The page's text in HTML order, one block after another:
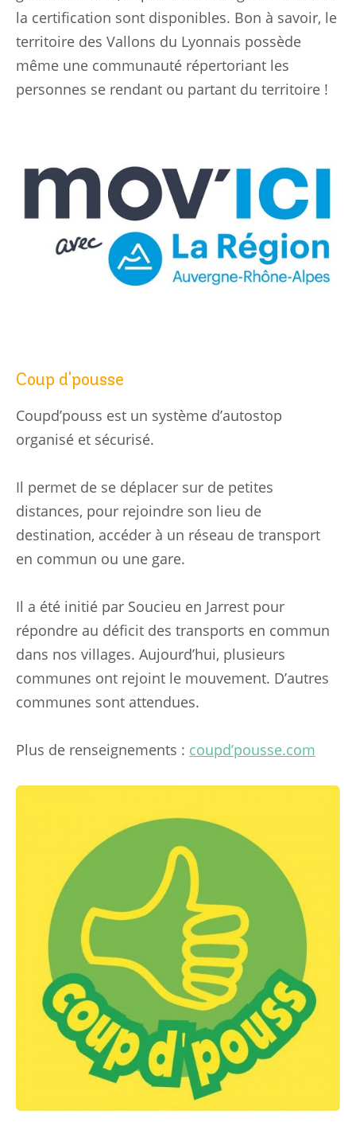
la certification sont disponibles. Bon à savoir, le
territoire des Vallons du Lyonnais possède
même une communauté répertoriant les
personnes se rendant ou partant du territoire !
Coup d'pousse
Coupd’pouss est un système d’autostop
organisé et sécurisé.
Il permet de se déplacer sur de petites
distances, pour rejoindre son lieu de
destination, accéder à un réseau de transport
en commun ou une gare.
Il a été initié par Soucieu en Jarrest pour
répondre au déficit des transports en commun
dans nos villages. Aujourd’hui, plusieurs
communes ont rejoint le mouvement. D’autres
communes sont attendues.
Plus de renseignements : coupd’pousse.com
La mairie
Démarches pratiques
Activités & tourisme
Social & économie locale